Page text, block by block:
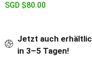
SGD $80.00
Jetzt auch
in 3–5 Tagen!